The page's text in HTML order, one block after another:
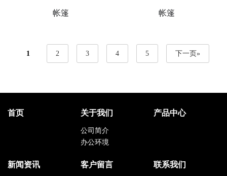
帐篷 帐篷
1 2 3 4 5 下一页»
首页 关于我们
公司简介
办公环境
产品中心
新闻资讯 客户留言 联系我们